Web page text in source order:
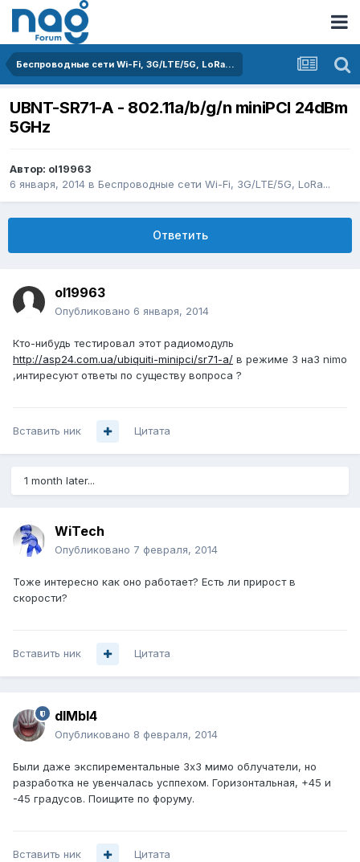
Беспроводные сети Wi-Fi, 3G/LTE/5G, LoRa...
UBNT-SR71-A - 802.11a/b/g/n miniPCI 24dBm
5GHz
Автор: ol19963
6 января, 2014 в Беспроводные сети Wi-Fi, 3G/LTE/5G, LoRa...
Ответить
ol19963
Опубликовано 6 января, 2014
Кто-нибудь тестировал этот радиомодуль
http://asp24.com.ua/ubiquiti-minipci/sr71-a/ в режиме 3 на3 nimo
,интиресуют ответы по существу вопроса ?
Вставить ник Цитата
1 month later...
WiTech
Опубликовано 7 февраля, 2014
Тоже интересно как оно работает? Есть ли прирост в
скорости?
Вставить ник Цитата
dIMbI4
Опубликовано 8 февраля, 2014
Были даже экспирементальные 3х3 мимо облучатели, но
разработка не увенчалась усппехом. Горизонтальная, +45 и
-45 градусов. Поищите по форуму.
Вставить ник Цитата